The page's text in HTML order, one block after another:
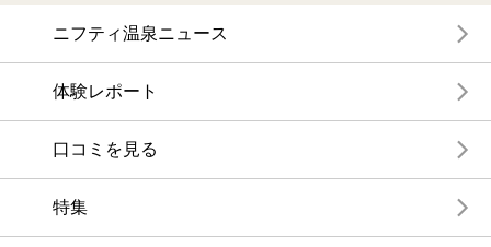
ニフティ温泉ニュース
体験レポート
口コミを見る
特集